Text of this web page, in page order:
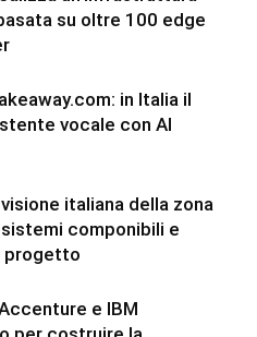
su oltre 100 edge
in Italia il
vocale con AI
visione italiana della zona
componibili e
progetto
e IBM